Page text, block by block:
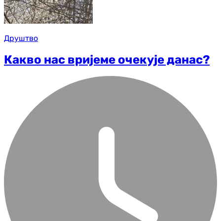
Друштво
Какво нас вријеме очекује данас?